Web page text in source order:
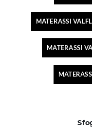
MATERASSI
MATERASSI